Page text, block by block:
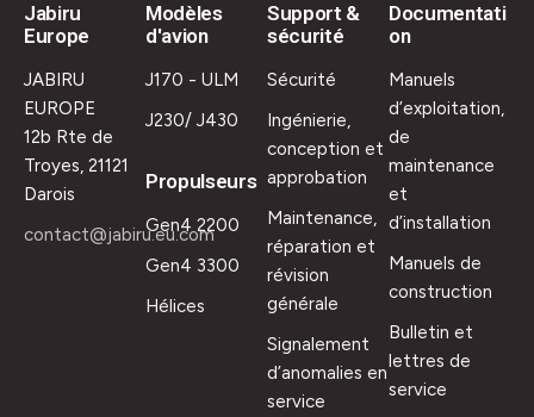
Jabiru
Europe
JABIRU
EUROPE
12b Rte de
Troyes, 21121
Darois
contact@jabiru.eu.com
Modèles
d'avion
J170 - ULM
J230/ J430
Propulseurs
Gen4 2200
Gen4 3300
Hélices
Support &
sécurité
Sécurité
Ingénierie,
conception et
approbation
Maintenance,
réparation et
révision
générale
Signalement
d’anomalies en
service
Documentati
on
Manuels
d’exploitation,
de
maintenance
et
d’installation
Manuels de
construction
Bulletin et
lettres de
service